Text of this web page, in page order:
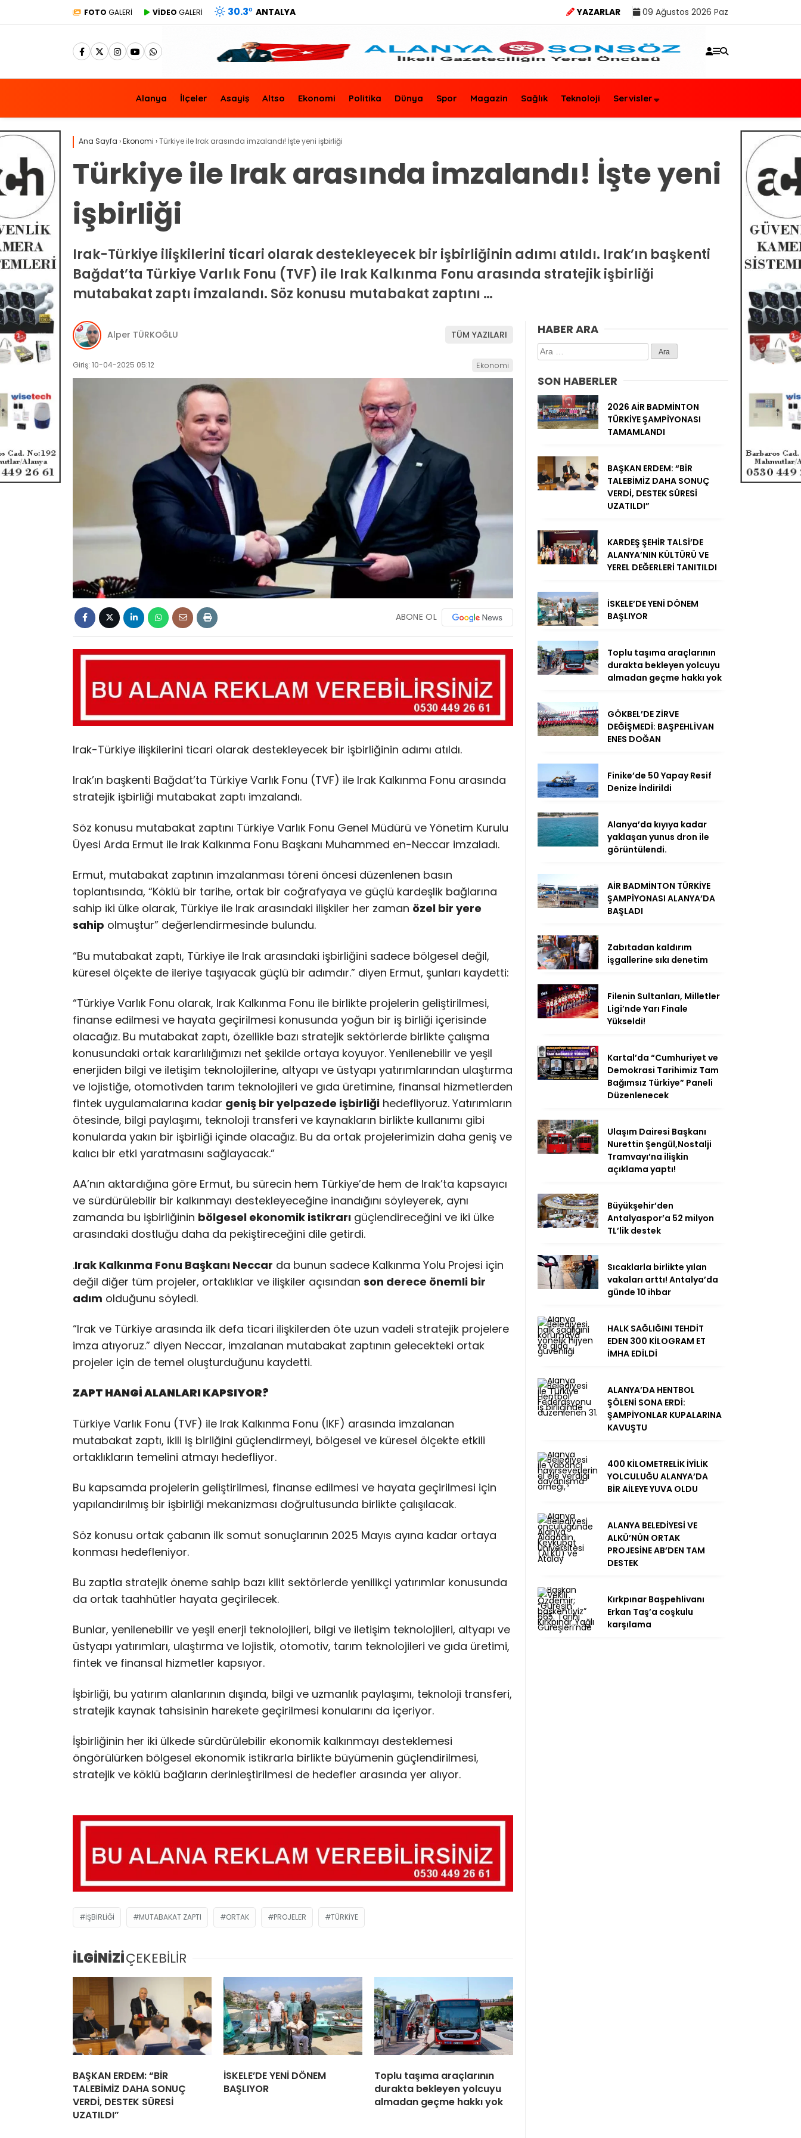
FOTO GALERİ VİDEO GALERİ 30.3° ANTALYA YAZARLAR 09 Ağustos 2026 Paz
Alanya İlçeler Asayiş Altso Ekonomi Politika Dünya Spor Magazin Sağlık Teknoloji Servisler
Ana Sayfa ›Ekonomi ›Türkiye ile Irak arasında imzalandı! İşte yeni işbirliği
Türkiye ile Irak arasında imzalandı! İşte yeni
işbirliği
Irak-Türkiye ilişkilerini ticari olarak destekleyecek bir işbirliğinin adımı atıldı. Irak’ın başkenti
Bağdat’ta Türkiye Varlık Fonu (TVF) ile Irak Kalkınma Fonu arasında stratejik işbirliği
mutabakat zaptı imzalandı. Söz konusu mutabakat zaptını …
Alper TÜRKOĞLU TÜM YAZILARI
Giriş: 10-04-2025 05:12 Ekonomi
ABONE OL
Irak-Türkiye ilişkilerini ticari olarak destekleyecek bir işbirliğinin adımı atıldı.
Irak’ın başkenti Bağdat’ta Türkiye Varlık Fonu (TVF) ile Irak Kalkınma Fonu arasında
stratejik işbirliği mutabakat zaptı imzalandı.
Söz konusu mutabakat zaptını Türkiye Varlık Fonu Genel Müdürü ve Yönetim Kurulu
Üyesi Arda Ermut ile Irak Kalkınma Fonu Başkanı Muhammed en-Neccar imzaladı.
Ermut, mutabakat zaptının imzalanması töreni öncesi düzenlenen basın
toplantısında, “Köklü bir tarihe, ortak bir coğrafyaya ve güçlü kardeşlik bağlarına
sahip iki ülke olarak, Türkiye ile Irak arasındaki ilişkiler her zaman özel bir yere
sahip olmuştur” değerlendirmesinde bulundu.
“Bu mutabakat zaptı, Türkiye ile Irak arasındaki işbirliğini sadece bölgesel değil,
küresel ölçekte de ileriye taşıyacak güçlü bir adımdır.” diyen Ermut, şunları kaydetti:
“Türkiye Varlık Fonu olarak, Irak Kalkınma Fonu ile birlikte projelerin geliştirilmesi,
finanse edilmesi ve hayata geçirilmesi konusunda yoğun bir iş birliği içerisinde
olacağız. Bu mutabakat zaptı, özellikle bazı stratejik sektörlerde birlikte çalışma
konusundaki ortak kararlılığımızı net şekilde ortaya koyuyor. Yenilenebilir ve yeşil
enerjiden bilgi ve iletişim teknolojilerine, altyapı ve üstyapı yatırımlarından ulaştırma
ve lojistiğe, otomotivden tarım teknolojileri ve gıda üretimine, finansal hizmetlerden
fintek uygulamalarına kadar geniş bir yelpazede işbirliği hedefliyoruz. Yatırımların
ötesinde, bilgi paylaşımı, teknoloji transferi ve kaynakların birlikte kullanımı gibi
konularda yakın bir işbirliği içinde olacağız. Bu da ortak projelerimizin daha geniş ve
kalıcı bir etki yaratmasını sağlayacak.”
AA’nın aktardığına göre Ermut, bu sürecin hem Türkiye’de hem de Irak’ta kapsayıcı
ve sürdürülebilir bir kalkınmayı destekleyeceğine inandığını söyleyerek, aynı
zamanda bu işbirliğinin bölgesel ekonomik istikrarı güçlendireceğini ve iki ülke
arasındaki dostluğu daha da pekiştireceğini dile getirdi.
.Irak Kalkınma Fonu Başkanı Neccar da bunun sadece Kalkınma Yolu Projesi için
değil diğer tüm projeler, ortaklıklar ve ilişkiler açısından son derece önemli bir
adım olduğunu söyledi.
“Irak ve Türkiye arasında ilk defa ticari ilişkilerden öte uzun vadeli stratejik projelere
imza atıyoruz.” diyen Neccar, imzalanan mutabakat zaptının gelecekteki ortak
projeler için de temel oluşturduğunu kaydetti.
ZAPT HANGİ ALANLARI KAPSIYOR?
Türkiye Varlık Fonu (TVF) ile Irak Kalkınma Fonu (IKF) arasında imzalanan
mutabakat zaptı, ikili iş birliğini güçlendirmeyi, bölgesel ve küresel ölçekte etkili
ortaklıkların temelini atmayı hedefliyor.
Bu kapsamda projelerin geliştirilmesi, finanse edilmesi ve hayata geçirilmesi için
yapılandırılmış bir işbirliği mekanizması doğrultusunda birlikte çalışılacak.
Söz konusu ortak çabanın ilk somut sonuçlarının 2025 Mayıs ayına kadar ortaya
konması hedefleniyor.
Bu zaptla stratejik öneme sahip bazı kilit sektörlerde yenilikçi yatırımlar konusunda
da ortak taahhütler hayata geçirilecek.
Bunlar, yenilenebilir ve yeşil enerji teknolojileri, bilgi ve iletişim teknolojileri, altyapı ve
üstyapı yatırımları, ulaştırma ve lojistik, otomotiv, tarım teknolojileri ve gıda üretimi,
fintek ve finansal hizmetler kapsıyor.
İşbirliği, bu yatırım alanlarının dışında, bilgi ve uzmanlık paylaşımı, teknoloji transferi,
stratejik kaynak tahsisinin harekete geçirilmesi konularını da içeriyor.
İşbirliğinin her iki ülkede sürdürülebilir ekonomik kalkınmayı desteklemesi
öngörülürken bölgesel ekonomik istikrarla birlikte büyümenin güçlendirilmesi,
stratejik ve köklü bağların derinleştirilmesi de hedefler arasında yer alıyor.
İŞBIRLIĞI MUTABAKAT ZAPTI ORTAK PROJELER TÜRKIYE
İLGİNİZİÇEKEBİLİR
BAŞKAN ERDEM: “BİR
TALEBİMİZ DAHA SONUÇ
VERDİ, DESTEK SÜRESİ
UZATILDI”
İSKELE’DE YENİ DÖNEM
BAŞLIYOR
Toplu taşıma araçlarının
durakta bekleyen yolcuyu
almadan geçme hakkı yok
HABER ARA
Arama:
SON HABERLER
2026 AİR BADMİNTON
TÜRKİYE ŞAMPİYONASI
TAMAMLANDI
BAŞKAN ERDEM: “BİR
TALEBİMİZ DAHA SONUÇ
VERDİ, DESTEK SÜRESİ
UZATILDI”
KARDEŞ ŞEHİR TALSİ’DE
ALANYA’NIN KÜLTÜRÜ VE
YEREL DEĞERLERİ TANITILDI
İSKELE’DE YENİ DÖNEM
BAŞLIYOR
Toplu taşıma araçlarının
durakta bekleyen yolcuyu
almadan geçme hakkı yok
GÖKBEL’DE ZİRVE
DEĞİŞMEDİ: BAŞPEHLİVAN
ENES DOĞAN
Finike’de 50 Yapay Resif
Denize İndirildi
Alanya’da kıyıya kadar
yaklaşan yunus dron ile
görüntülendi.
AİR BADMİNTON TÜRKİYE
ŞAMPİYONASI ALANYA’DA
BAŞLADI
Zabıtadan kaldırım
işgallerine sıkı denetim
Filenin Sultanları, Milletler
Ligi’nde Yarı Finale
Yükseldi!
Kartal’da “Cumhuriyet ve
Demokrasi Tarihimiz Tam
Bağımsız Türkiye” Paneli
Düzenlenecek
Ulaşım Dairesi Başkanı
Nurettin Şengül,Nostalji
Tramvayı’na ilişkin
açıklama yaptı!
Büyükşehir’den
Antalyaspor’a 52 milyon
TL’lik destek
Sıcaklarla birlikte yılan
vakaları arttı! Antalya’da
günde 10 ihbar
HALK SAĞLIĞINI TEHDİT
EDEN 300 KİLOGRAM ET
İMHA EDİLDİ
ALANYA’DA HENTBOL
ŞÖLENİ SONA ERDİ:
ŞAMPİYONLAR KUPALARINA
KAVUŞTU
400 KİLOMETRELİK İYİLİK
YOLCULUĞU ALANYA’DA
BİR AİLEYE YUVA OLDU
ALANYA BELEDİYESİ VE
ALKÜ’NÜN ORTAK
PROJESİNE AB’DEN TAM
DESTEK
Kırkpınar Başpehlivanı
Erkan Taş’a coşkulu
karşılama